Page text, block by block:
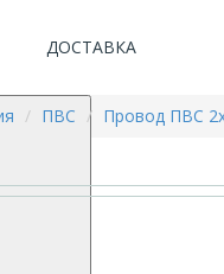
ДОСТАВКА
ПВС Провод ПВС